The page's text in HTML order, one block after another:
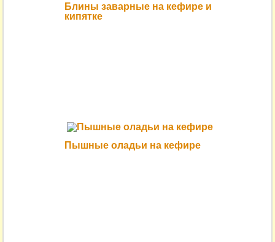
Блины заварные на кефире и
кипятке
Пышные оладьи на кефире